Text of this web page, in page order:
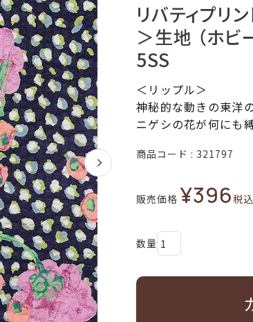
リバティプリ
＞生地 （ホビ
5SS
＜リップル＞
神秘的な動きの東洋
ニゲシの花が何にも
商品コード 321797
販売価格 ¥396税込